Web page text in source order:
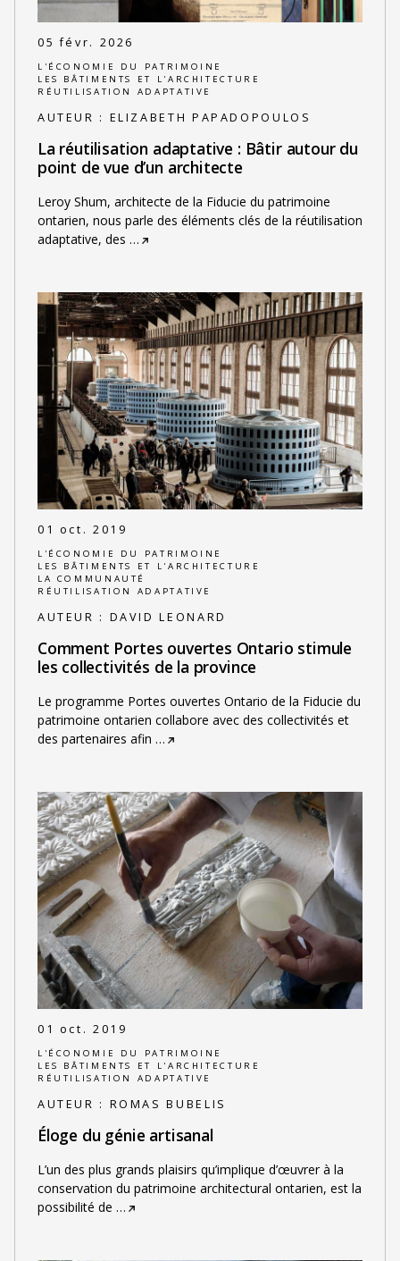
05 févr. 2026
L'ÉCONOMIE DU PATRIMOINE
LES BÂTIMENTS ET L'ARCHITECTURE
RÉUTILISATION ADAPTATIVE
AUTEUR : ELIZABETH PAPADOPOULOS
La réutilisation adaptative : Bâtir autour du
point de vue d’un architecte
Leroy Shum, architecte de la Fiducie du patrimoine
ontarien, nous parle des éléments clés de la réutilisation
adaptative, des …
01 oct. 2019
L'ÉCONOMIE DU PATRIMOINE
LES BÂTIMENTS ET L'ARCHITECTURE
LA COMMUNAUTÉ
RÉUTILISATION ADAPTATIVE
AUTEUR : DAVID LEONARD
Comment Portes ouvertes Ontario stimule
les collectivités de la province
Le programme Portes ouvertes Ontario de la Fiducie du
patrimoine ontarien collabore avec des collectivités et
des partenaires afin …
01 oct. 2019
L'ÉCONOMIE DU PATRIMOINE
LES BÂTIMENTS ET L'ARCHITECTURE
RÉUTILISATION ADAPTATIVE
AUTEUR : ROMAS BUBELIS
Éloge du génie artisanal
L’un des plus grands plaisirs qu’implique d’œuvrer à la
conservation du patrimoine architectural ontarien, est la
possibilité de …